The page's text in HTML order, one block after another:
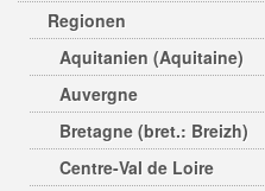
Regionen
Aquitanien (Aquitaine)
Auvergne
Bretagne (bret.: Breizh)
Centre-Val de Loire